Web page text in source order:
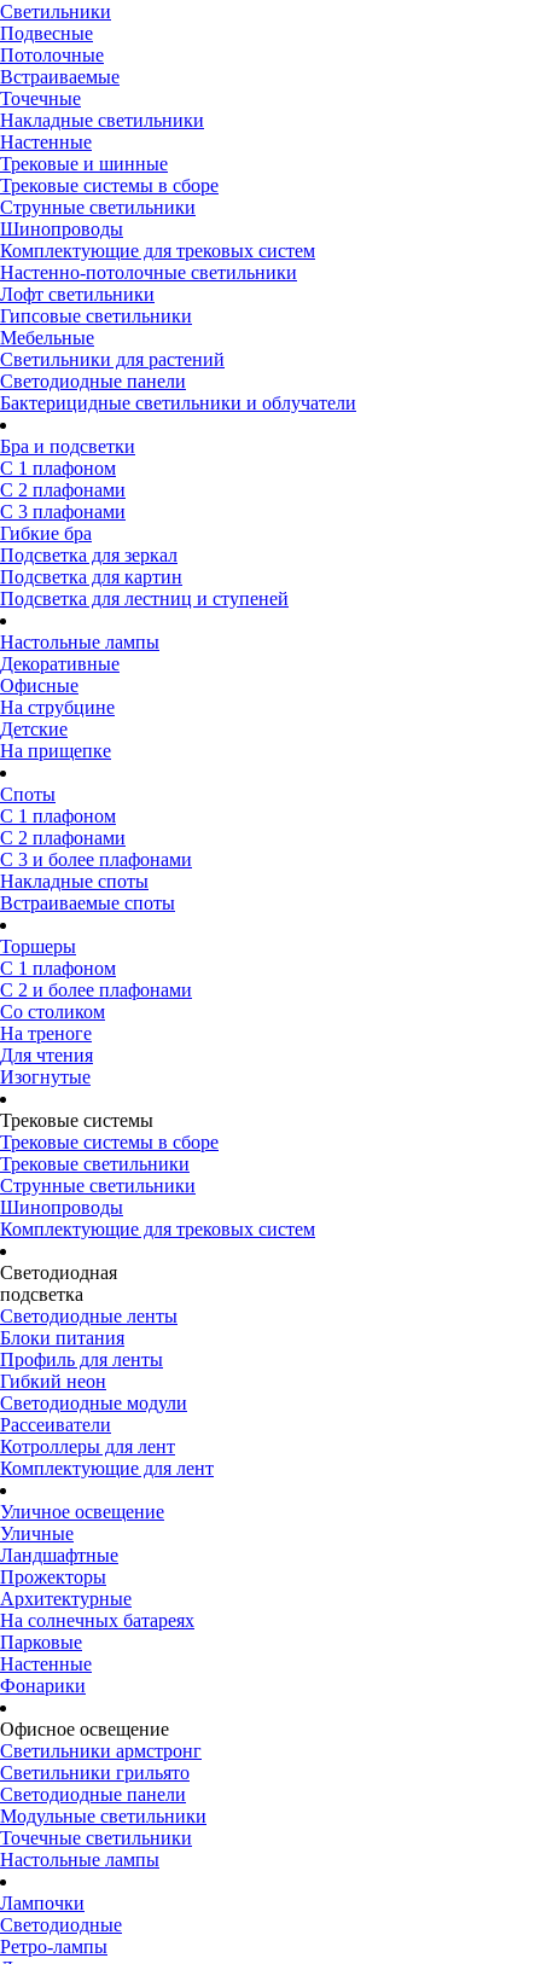
Светильники
Подвесные
Потолочные
Встраиваемые
Точечные
Накладные светильники
Настенные
Трековые и шинные
Трековые системы в сборе
Струнные светильники
Шинопроводы
Комплектующие для трековых систем
Настенно-потолочные светильники
Лофт светильники
Гипсовые светильники
Мебельные
Светильники для растений
Светодиодные панели
Бактерицидные светильники и облучатели
Бра и подсветки
С 1 плафоном
С 2 плафонами
С 3 плафонами
Гибкие бра
Подсветка для зеркал
Подсветка для картин
Подсветка для лестниц и ступеней
Настольные лампы
Декоративные
Офисные
На струбцине
Детские
На прищепке
Споты
С 1 плафоном
С 2 плафонами
С 3 и более плафонами
Накладные споты
Встраиваемые споты
Торшеры
С 1 плафоном
С 2 и более плафонами
Со столиком
На треноге
Для чтения
Изогнутые
Трековые системы
Трековые системы в сборе
Трековые светильники
Струнные светильники
Шинопроводы
Комплектующие для трековых систем
Светодиодная
подсветка
Светодиодные ленты
Блоки питания
Профиль для ленты
Гибкий неон
Светодиодные модули
Рассеиватели
Котроллеры для лент
Комплектующие для лент
Уличное освещение
Уличные
Ландшафтные
Прожекторы
Архитектурные
На солнечных батареях
Парковые
Настенные
Фонарики
Офисное освещение
Светильники армстронг
Светильники грильято
Светодиодные панели
Модульные светильники
Точечные светильники
Настольные лампы
Лампочки
Светодиодные
Ретро-лампы